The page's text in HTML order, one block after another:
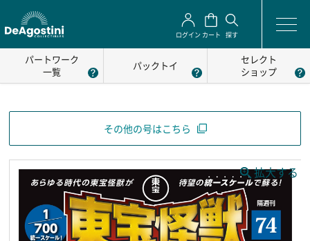
ログイン カート 探す
パートワーク
一覧
パックトイ
セレクト
ショップ
その他の号はこちら